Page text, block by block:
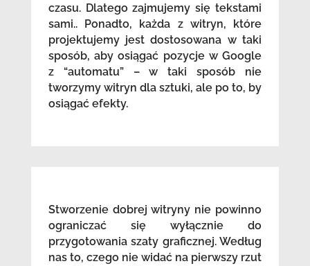
czasu. Dlatego zajmujemy się tekstami
sami.. Ponadto, każda z witryn, które
projektujemy jest dostosowana w taki
sposób, aby osiągać pozycje w Google
z “automatu” – w taki sposób nie
tworzymy witryn dla sztuki, ale po to, by
osiągać efekty.
Stworzenie dobrej witryny nie powinno
ograniczać się wyłącznie do
przygotowania szaty graficznej. Według
nas to, czego nie widać na pierwszy rzut